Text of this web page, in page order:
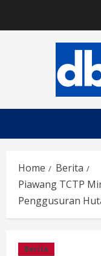
Home
Berita
Piawang TCTP
Penggusuran
Berita